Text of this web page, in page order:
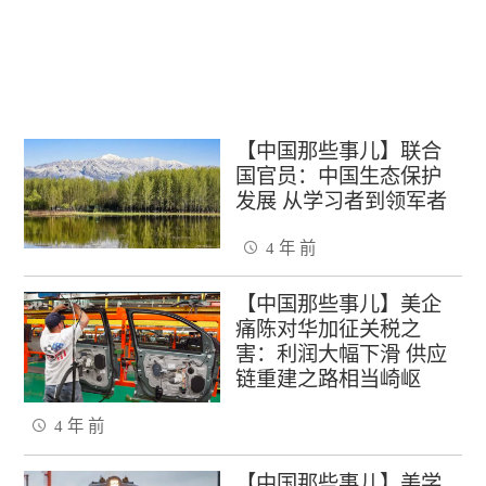
【中国那些事儿】联合
国官员：中国生态保护
发展 从学习者到领军者
4 年 前
【中国那些事儿】美企
痛陈对华加征关税之
害：利润大幅下滑 供应
链重建之路相当崎岖
4 年 前